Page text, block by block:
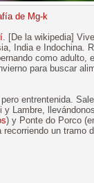
de Mg-k
. [De la wikipedia]
India e Indochina.
como adulto,
para buscar
entrentenida.
Lambre,
) y Ponte do Porco
un tramo